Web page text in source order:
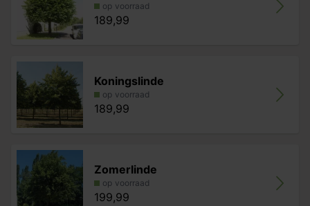
op voorraad
189,99
Koningslinde
op voorraad
189,99
Zomerlinde
op voorraad
199,99